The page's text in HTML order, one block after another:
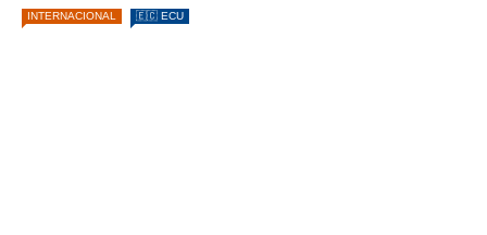
INTERNACIONAL 🇪🇨 ECU